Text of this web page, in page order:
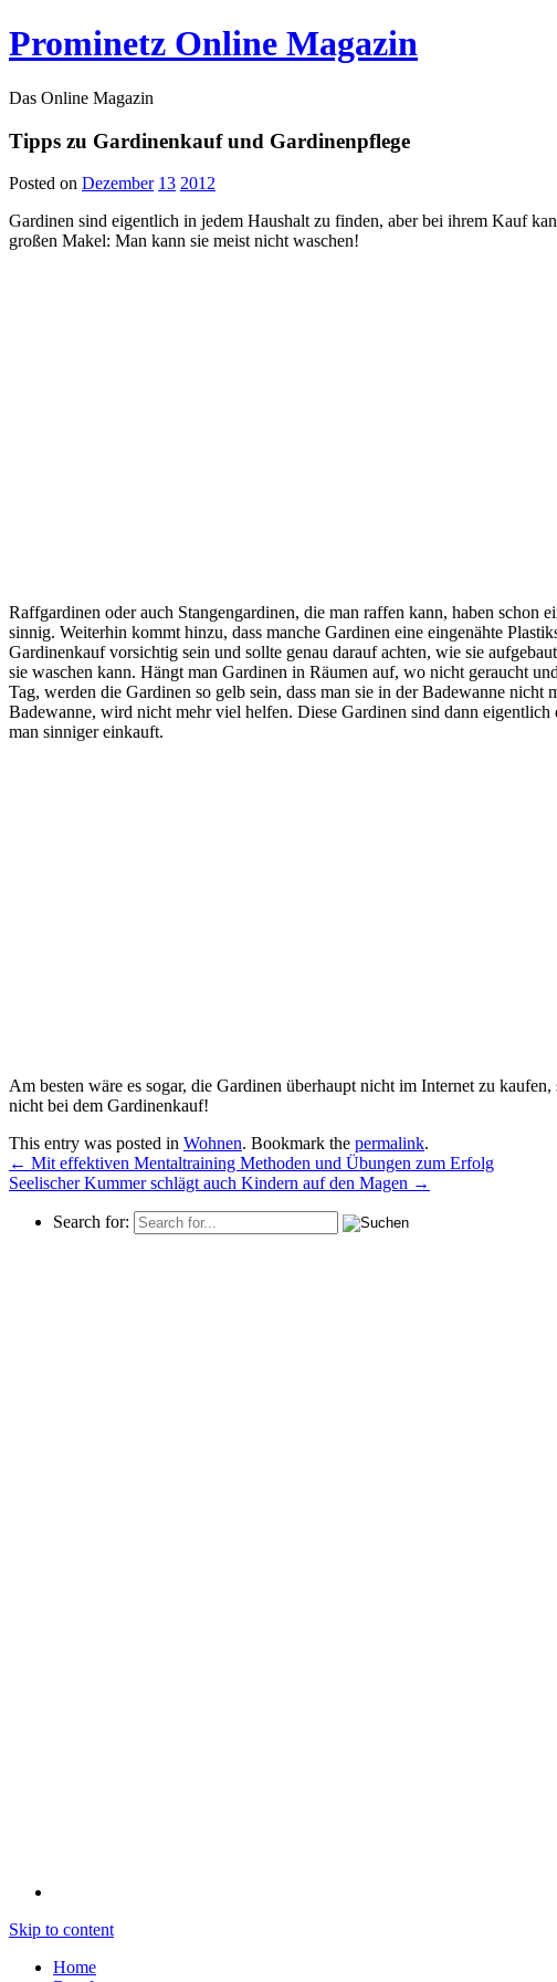
Prominetz Online Magazin
Das Online Magazin
Tipps zu Gardinenkauf und Gardinenpflege
Posted on Dezember 13 2012
Gardinen sind eigentlich in jedem Haushalt zu finden, aber bei ihrem Kauf
großen Makel: Man kann sie meist nicht waschen!
Raffgardinen oder auch Stangengardinen, die man raffen kann, haben schon
sinnig. Weiterhin kommt hinzu, dass manche Gardinen eine eingenähte
Gardinenkauf vorsichtig sein und sollte genau darauf achten, wie sie
sie waschen kann. Hängt man Gardinen in Räumen auf, wo nicht geraucht
Tag, werden die Gardinen so gelb sein, dass man sie in der Badewanne
Badewanne, wird nicht mehr viel helfen. Diese Gardinen sind dann
man sinniger einkauft.
Am besten wäre es sogar, die Gardinen überhaupt nicht im Internet zu
nicht bei dem Gardinenkauf!
This entry was posted in Wohnen. Bookmark the permalink.
← Mit effektiven Mentaltraining Methoden und Übungen zum Erfolg
Seelischer Kummer schlägt auch Kindern auf den Magen →
Search for:
Skip to content
Home